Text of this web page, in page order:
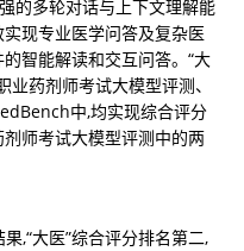
的多轮对话与上下文理解能
现专业医学问答及复杂医
智能解读和交互问答。“大
药剂师考试大模型评测、
中,均实现综合评分
师考试大模型评测中的两
,“大医”综合评分排名第二,